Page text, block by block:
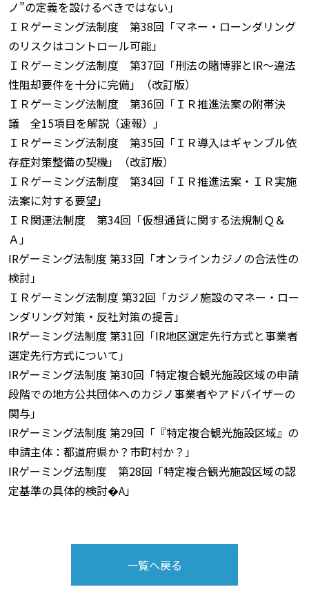
ノ”の定義を設けるべきではない」
ＩＲゲーミング法制度 第38回「マネー・ローンダリング
のリスクはコントロール可能」
ＩＲゲーミング法制度 第37回「刑法の賭博罪とIR〜違法
性阻却要件を十分に完備」（改訂版）
ＩＲゲーミング法制度 第36回「ＩＲ推進法案の附帯決
議 全15項目を解説（速報）」
ＩＲゲーミング法制度 第35回「ＩＲ導入はギャンブル依
存症対策整備の契機」（改訂版）
ＩＲゲーミング法制度 第34回「ＩＲ推進法案・ＩＲ実施
法案に対する要望」
ＩＲ関連法制度 第34回「仮想通貨に関する法規制Ｑ＆
Ａ」
IRゲーミング法制度 第33回「オンラインカジノの合法性の
検討」
ＩＲゲーミング法制度 第32回「カジノ施設のマネー・ロー
ンダリング対策・反社対策の提言」
IRゲーミング法制度 第31回「IR地区選定先行方式と事業者
選定先行方式について」
IRゲーミング法制度 第30回「特定複合観光施設区域の申請
段階での地方公共団体へのカジノ事業者やアドバイザーの
関与」
IRゲーミング法制度 第29回「『特定複合観光施設区域』の
申請主体：都道府県か？市町村か？」
IRゲーミング法制度 第28回「特定複合観光施設区域の認
定基準の具体的検討�A」
一覧へ戻る